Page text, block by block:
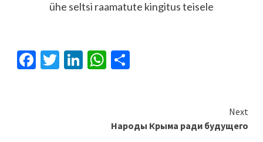
ühe seltsi raamatute kingitus teisele
Facebook
Twitter
LinkedIn
WhatsApp
Next
Народы Крыма ради будущего